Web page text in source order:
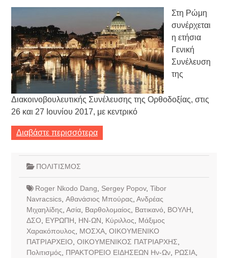
Στη Ρώμη
συνέρχεται
η ετήσια
Γενική
Συνέλευση
της
Διακοινοβουλευτικής Συνέλευσης της Ορθοδοξίας, στις
26 και 27 Ιουνίου 2017, με κεντρικό
Διαβάστε περισσότερα
ΠΟΛΙΤΙΣΜΟΣ
Roger Nkodo Dang Sergey Popov, Tibor
Navracsics, Αθανάσιος Μπούρας Ανδρέας
Μιχαηλίδης Ασία, Βαρθολομαίος Βατικανό ΒΟΥΛΗ
ΔΣΟ
ΕΥΡΩΠΗ ΗΝ-ΩΝ Κύριλλος
Μάξιμος
Χαρακόπουλος
ΜΟΣΧΑ, ΟΙΚΟΥΜΕΝΙΚΟ
ΠΑΤΡΙΑΡΧΕΙΟ ΟΙΚΟΥΜΕΝΙΚΟΣ ΠΑΤΡΙΑΡΧΗΣ
Πολιτισμός
ΠΡΑΚΤΟΡΕΙΟ ΕΙΔΗΣΕΩΝ Ην-Ων, ΡΩΣΙΑ,